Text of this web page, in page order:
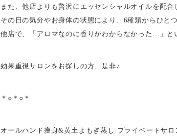
また、他店よりも贅沢にエッセンシャルオイルを配
その日の気分やお身体の状態により、6種類からひと
他店で、「アロマなのに香りがわからなかった…」と
効果重視サロンをお探しの方、是非♪
＊○＊○＊
オールハンド痩身&黄土よもぎ蒸し プライベートサロ